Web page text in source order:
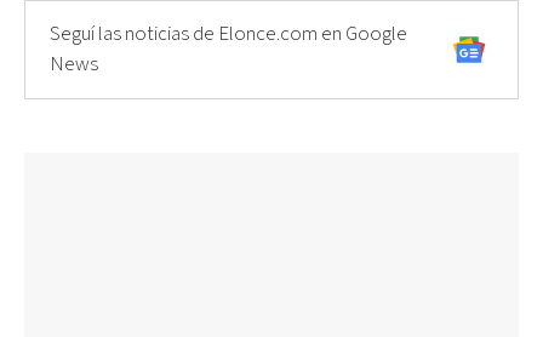
Seguí las noticias de Elonce.com en Google
News